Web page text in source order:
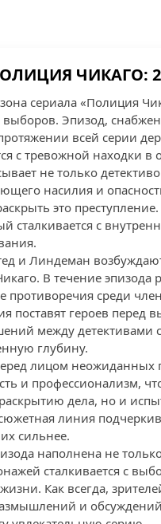
ЧИКАГО:
сериала «Полиция
Эпизод,
всей серии
с тревожной находки
не только
насилия и
это
сталкивается с
и Линдеман
В течение эпизода
противоречия среди
поставят героев перед
между детективами
глубину.
лицом неожиданных
и профессионализм,
дела, но и
линия
сильнее.
наполнена не
сталкивается с
Как всегда,
и